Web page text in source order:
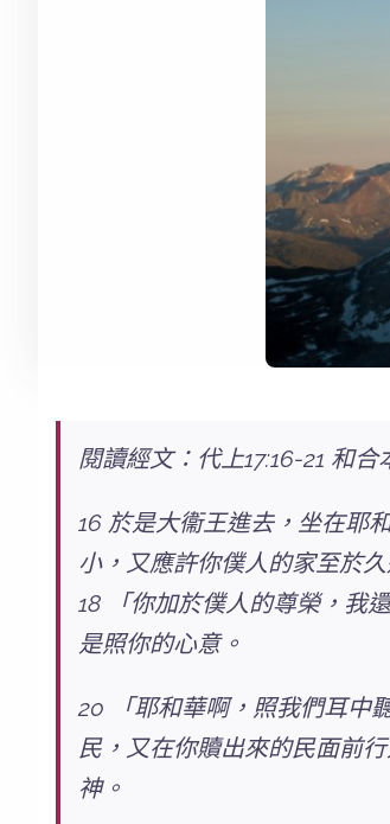
閱讀經文：代上17:16-21 和合
16 於是大衞王進去，坐在耶
小，又應許你僕人的家至於
18 「你加於僕人的尊榮，我
是照你的心意。
20 「耶和華啊，照我們耳中
民，又在你贖出來的民面前
神。